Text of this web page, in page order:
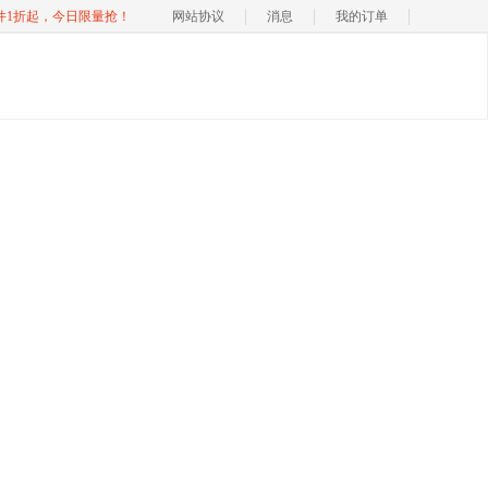
1折起，今日限量抢！ 网站协议 消息 我的订单